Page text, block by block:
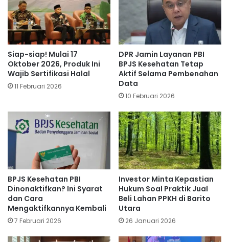
Siap-siap! Mulai 17
Oktober 2026, Produk Ini
Wajib Sertifikasi Halal
11 Februari 2026
DPR Jamin Layanan PBI
BPJS Kesehatan Tetap
Aktif Selama Pembenahan
Data
10 Februari 2026
BPJS Kesehatan PBI
Dinonaktifkan? Ini Syarat
dan Cara
Mengaktifkannya Kembali
7 Februari 2026
Investor Minta Kepastian
Hukum Soal Praktik Jual
Beli Lahan PPKH di Barito
Utara
26 Januari 2026